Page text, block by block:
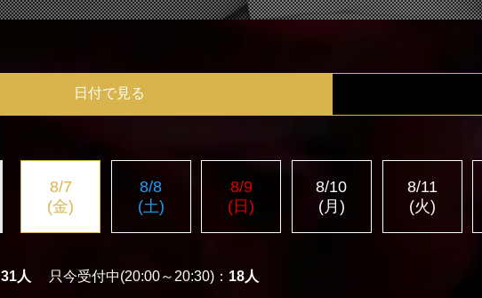
日付で見る
8/7
(金)
8/8
(土)
8/9
(日)
8/10
(月)
8/11
(火)
31人 只今受付中(20:00～20:30)： 18人